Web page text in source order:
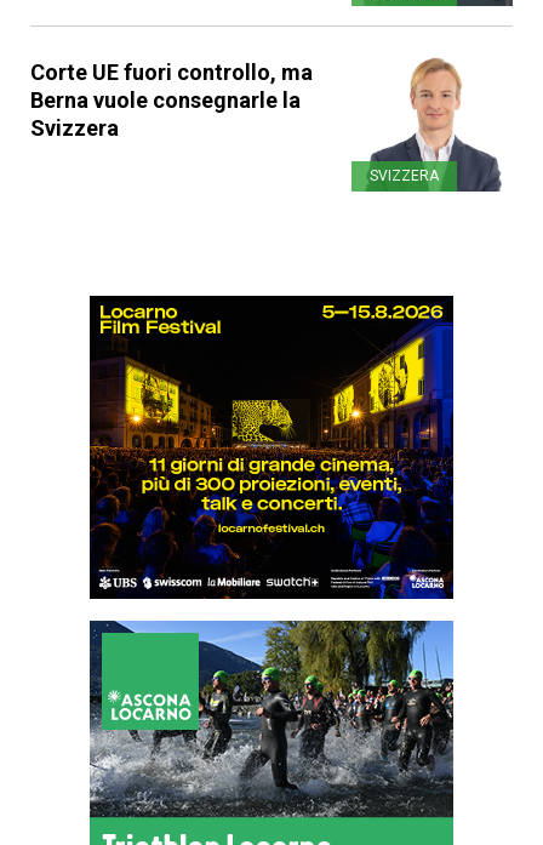
Corte UE fuori controllo, ma
Berna vuole consegnarle la
Svizzera
SVIZZERA